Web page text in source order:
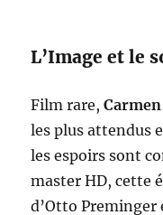
L’Image et le
Film rare,Carmen
les plus attendus
les espoirs sont
master HD, cette
d’Otto Preminger